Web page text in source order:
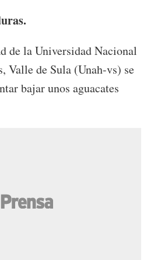
de la Universidad Nacional
Valle de Sula (Unah-vs) se
bajar unos aguacates